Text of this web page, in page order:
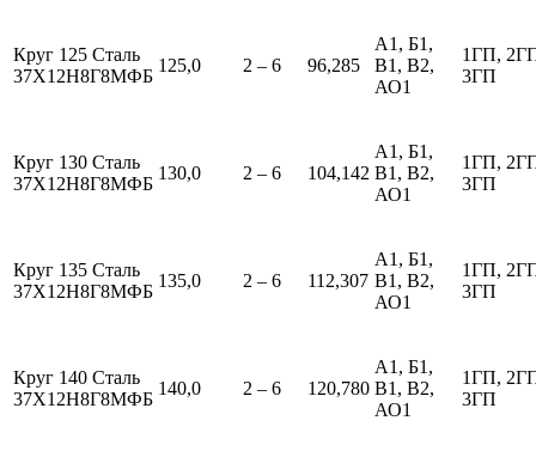
Круг 125 Сталь
37Х12Н8Г8МФБ
125,0 2 – 6 96,285
А1, Б1,
В1, В2,
АО1
1ГП,
3ГП
Круг 130 Сталь
37Х12Н8Г8МФБ
130,0 2 – 6 104,142
А1, Б1,
В1, В2,
АО1
1ГП,
3ГП
Круг 135 Сталь
37Х12Н8Г8МФБ
135,0 2 – 6 112,307
А1, Б1,
В1, В2,
АО1
1ГП,
3ГП
Круг 140 Сталь
37Х12Н8Г8МФБ
140,0 2 – 6 120,780
А1, Б1,
В1, В2,
АО1
1ГП,
3ГП